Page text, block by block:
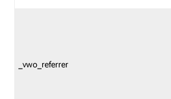
_vwo_referrer